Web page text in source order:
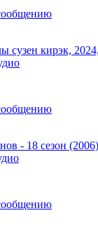
сузен кирэк,
- 18 сезон